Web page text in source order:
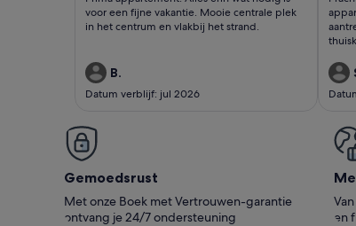
centrale plek in het
beoordelingen)
voor een fijne vakantie. Mooie centrale plek
in het centrum en vlakbij het strand.
B.
Datum verblijf: jul 2026
de
Gemoedsrust
Met onze Boek met Vertrouwen-garantie
ontvang je 24/7 ondersteuning
en